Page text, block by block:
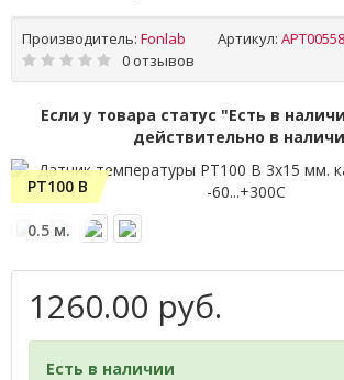
Производитель: Fonlab Артикул: APT00558
0 отзывов
Если у товара статус "Есть в
действительно в
PT100 B
0.5 м.
1260.00 руб.
Есть в наличии